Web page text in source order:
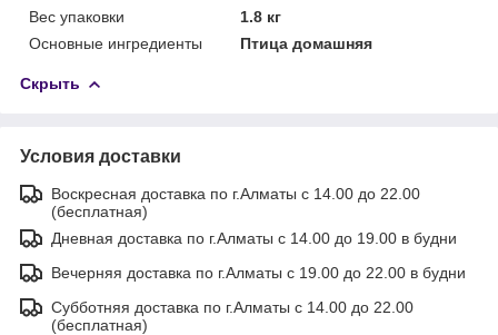
Вес упаковки
1.8 кг
Основные ингредиенты
Птица домашняя
Скрыть
Условия доставки
Воскресная доставка по г.Алматы с 14.00 до 22.00
(бесплатная)
Дневная доставка по г.Алматы с 14.00 до 19.00 в будни
Вечерняя доставка по г.Алматы с 19.00 до 22.00 в будни
Субботняя доставка по г.Алматы с 14.00 до 22.00
(бесплатная)